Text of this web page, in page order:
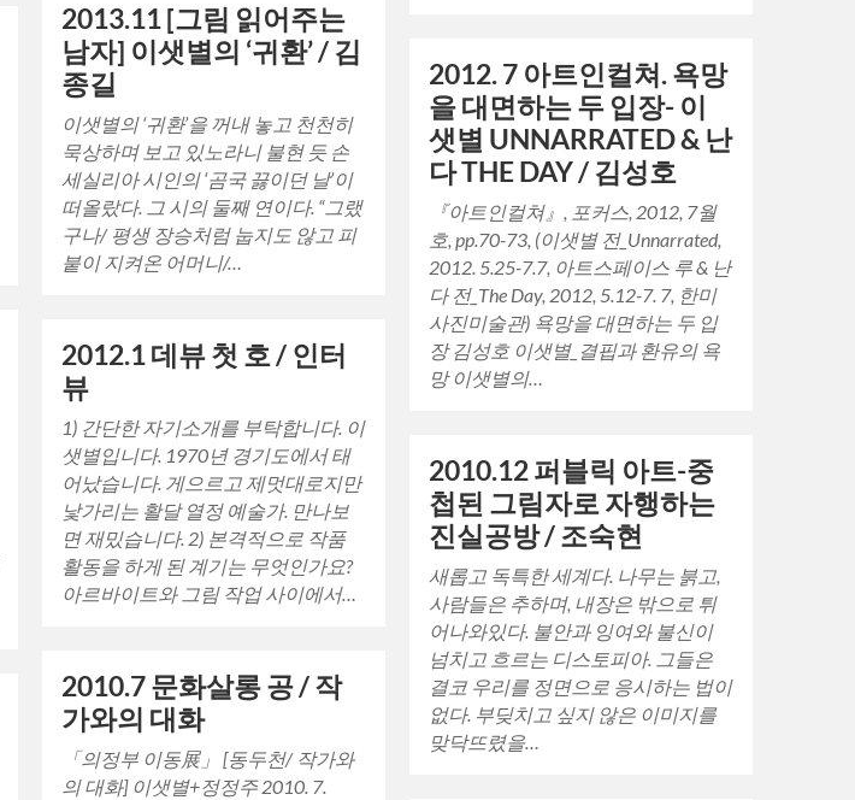
2013.11 [그림 읽어주는
남자] 이샛별의 ‘귀환’ / 김
종길
이샛별의 ‘귀환’을 꺼내 놓고 천천히
묵상하며 보고 있노라니 불현 듯 손
세실리아 시인의 ‘곰국 끓이던 날’이
떠올랐다. 그 시의 둘째 연이다. “그랬
구나/ 평생 장승처럼 눕지도 않고 피
붙이 지켜온 어머니/…
2012. 7 아트인컬쳐. 욕망
을 대면하는 두 입장- 이
샛별 UNNARRATED & 난
다 THE DAY / 김성호
『아트인컬쳐』, 포커스, 2012, 7월
호, pp.70-73, (이샛별 전_Unnarrated,
2012. 5.25-7.7, 아트스페이스 루 & 난
다 전_The Day, 2012, 5.12-7. 7, 한미
사진미술관) 욕망을 대면하는 두 입
장 김성호 이샛별_결핍과 환유의 욕
망 이샛별의…
2012.1 데뷰 첫 호 / 인터
뷰
1) 간단한 자기소개를 부탁합니다. 이
샛별입니다. 1970년 경기도에서 태
어났습니다. 게으르고 제멋대로지만
낯가리는 활달 열정 예술가. 만나보
면 재밌습니다. 2) 본격적으로 작품
활동을 하게 된 계기는 무엇인가요?
아르바이트와 그림 작업 사이에서…
2010.12 퍼블릭 아트-중
첩된 그림자로 자행하는
진실공방 / 조숙현
새롭고 독특한 세계다. 나무는 붉고,
사람들은 추하며, 내장은 밖으로 튀
어나와있다. 불안과 잉여와 불신이
넘치고 흐르는 디스토피아. 그들은
결코 우리를 정면으로 응시하는 법이
없다. 부딪치고 싶지 않은 이미지를
맞닥뜨렸을…
2010.7 문화살롱 공 / 작
가와의 대화
「의정부 이동展」 [동두천/ 작가와
의 대화] 이샛별+정정주 2010. 7.